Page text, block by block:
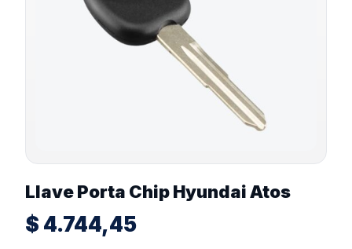
Llave Porta Chip Hyundai Atos
$ 4.744,45